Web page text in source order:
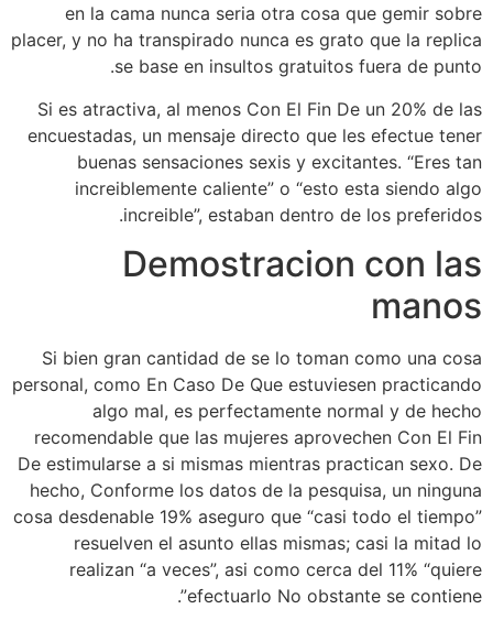
en la cama nunca seri­a otra cosa que gemir sobre
placer, y no ha transpirado nunca es grato que la replica
se base en insultos gratuitos fuera de punto.
Si es atractiva, al menos Con El Fin De un 20% de las
encuestadas, un mensaje directo que les efectue tener
buenas sensaciones sexis y excitantes. “Eres tan
increiblemente caliente” o “esto esta siendo algo
increible”, estaban dentro de los preferidos.
Demostracion con las
manos
Si bien gran cantidad de se lo toman como una cosa
personal, como En Caso De Que estuviesen practicando
algo mal, es perfectamente normal y de hecho
recomendable que las mujeres aprovechen Con El Fin
De estimularse a si mismas mientras practican sexo. De
hecho, Conforme los datos de la pesquisa, un ninguna
cosa desdenable 19% aseguro que “casi todo el tiempo”
resuelven el asunto ellas mismas; casi la mitad lo
realizan “a veces”, asi­ como cerca del 11% “quiere
efectuarlo No obstante se contiene”.